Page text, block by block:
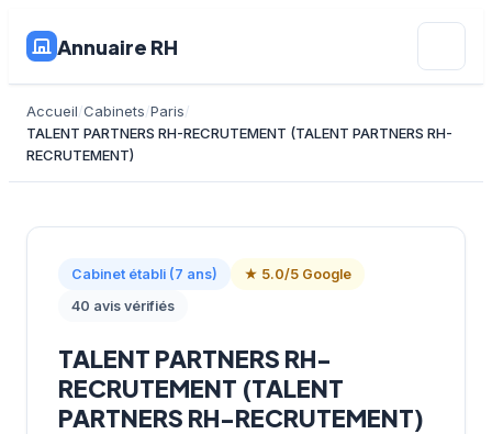
Annuaire RH
Accueil Cabinets Paris
TALENT PARTNERS RH-RECRUTEMENT (TALENT PARTNERS RH-
RECRUTEMENT)
Cabinet établi (7 ans)
★ 5.0/5 Google
40 avis vérifiés
TALENT PARTNERS RH-
RECRUTEMENT (TALENT
PARTNERS RH-RECRUTEMENT)